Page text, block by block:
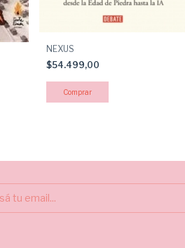
NEXUS
$54.499,00